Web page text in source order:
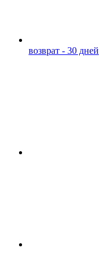
возврат - 30 дней